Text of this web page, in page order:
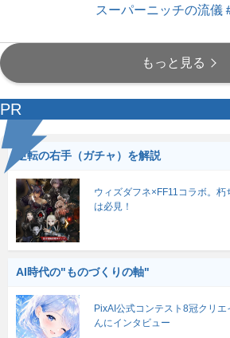
スーパーニッチの流儀
もっと見る
PR
逆転の右手（ガチャ）を解説
ウィズダフネ×FF11コラボ。朽
は必見！
AI時代の"ものづくりの軸"
PixAI公式コンテスト8冠クリ
んにインタビュー